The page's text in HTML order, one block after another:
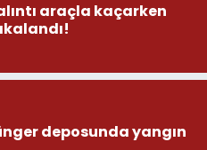
araçla kaçarken
deposunda yangın